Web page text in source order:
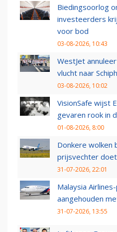
Biedingsoorlog
investeerders
voor bod
03-08-2026, 10:43
WestJet
vlucht naar
03-08-2026, 10:02
VisionSafe wijst
gevaren rook in
01-08-2026, 8:00
Donkere wolken
prijsvechter
31-07-2026, 22:01
Malaysia
aangehouden
31-07-2026, 13:55